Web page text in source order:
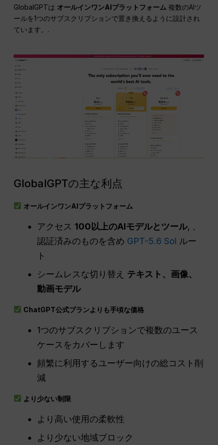
GlobalGPTは オールインワンAIプラットフォーム 複数のAIツ
ールを1つのサブスクリプションで置き換えるように設計され
ています。.
GlobalGPTの主な利点
オールインワンAIプラットフォーム
アクセス 100以上のAIモデルとツール, 、
認証済みのものを含め GPT-5.6 Sol ルー
ト
シームレスな切り替え テキスト、画像、
動画モデル
ChatGPT公式プランよりも手頃な価格
1つのサブスクリプションで複数のユース
ケースをカバーします
頻繁に利用するユーザー向けの総コスト削
減
より少ない制限
より高い使用の柔軟性
より少ない地域ブロック